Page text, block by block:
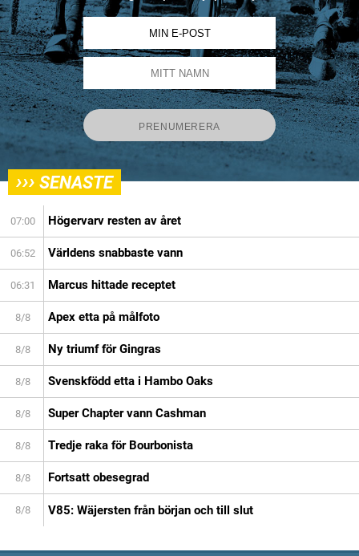
››› SENASTE
07:00 Högervarv resten av året
06:52 Världens snabbaste vann
06:31 Marcus hittade receptet
8/8 Apex etta på målfoto
8/8 Ny triumf för Gingras
8/8 Svenskfödd etta i Hambo Oaks
8/8 Super Chapter vann Cashman
8/8 Tredje raka för Bourbonista
8/8 Fortsatt obesegrad
8/8 V85: Wäjersten från början och till slut